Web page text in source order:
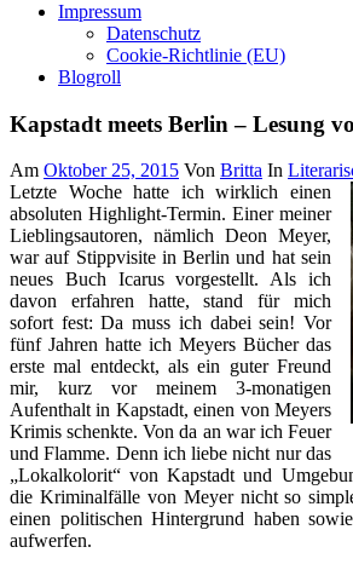
Impressum
Datenschutz
Cookie-Richtlinie (EU)
Blogroll
Kapstadt meets Berlin – Lesung
Am Oktober 25, 2015 Von Britta In
Letzte Woche hatte ich wirklich einen
absoluten Highlight-Termin. Einer meiner
Lieblingsautoren, nämlich Deon Meyer,
war auf Stippvisite in Berlin und hat sein
neues Buch Icarus vorgestellt. Als ich
davon erfahren hatte, stand für mich
sofort fest: Da muss ich dabei sein! Vor
fünf Jahren hatte ich Meyers Bücher das
erste mal entdeckt, als ein guter Freund
mir, kurz vor meinem 3-monatigen
Aufenthalt in Kapstadt, einen von Meyers
Krimis schenkte. Von da an war ich Feuer
und Flamme. Denn ich liebe nicht nur das
„Lokalkolorit“ von Kapstadt und
die Kriminalfälle von Meyer nicht so
einen politischen Hintergrund haben
aufwerfen.